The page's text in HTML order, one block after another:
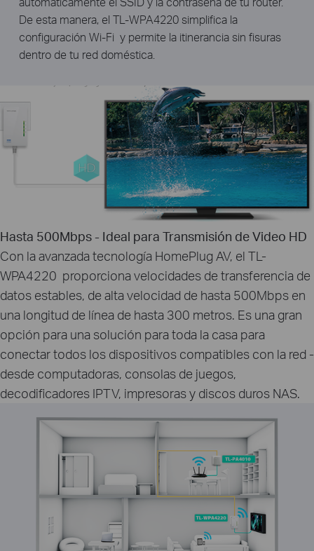
De esta manera, el TL-WPA4220 simplifica la
configuración Wi-Fi y permite la itinerancia sin fisuras
dentro de tu red doméstica.
Hasta 500Mbps - Ideal para Transmisión de Video HD
Con la avanzada tecnología HomePlug AV, el TL-
WPA4220 proporciona velocidades de transferencia de
datos estables, de alta velocidad de hasta 500Mbps en
una longitud de línea de hasta 300 metros. Es una gran
opción para una solución para toda la casa para
conectar todos los dispositivos compatibles con la red -
desde computadoras, consolas de juegos,
decodificadores IPTV, impresoras y discos duros NAS.